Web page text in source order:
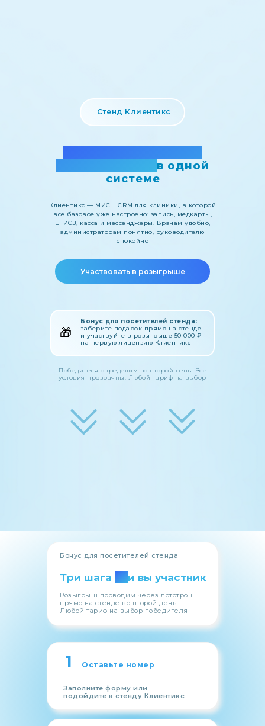
Стенд Клиентикс
в одной
системе
Клиентикс — МИС + CRM для клиники, в которой
все базовое уже настроено: запись, медкарты,
ЕГИСЗ, касса и мессенджеры. Врачам удобно,
администраторам понятно, руководителю
спокойно
Победителя определим во второй день. Все
условия прозрачны. Любой тариф на выбор
Участвовать в розыгрыше
Бонус для посетителей стенда:
заберите подарок прямо на стенде
и участвуйте в розыгрыше 50 000 ₽
на первую лицензию Клиентикс
🎁
Оставьте номер
1
Заполните форму или
подойдите к стенду Клиентикс
Бонус для посетителей стенда
Розыгрыш проводим через лототрон
прямо на стенде во второй день.
Любой тариф на выбор победителя
Три шага —и вы участник